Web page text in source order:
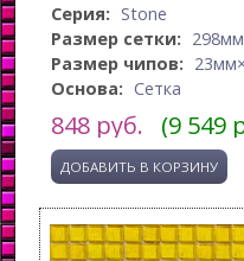
Серия: Stone
Размер сетки:
Размер чипов:
Основа: Сетка
848 руб. (9 549